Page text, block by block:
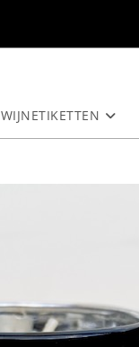
WIJNETIKETTEN